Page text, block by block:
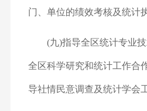
门、单位的绩效考核及统计
(九)指导全区统计专业
全区科学研究和统计工作合
导社情民意调查及统计学会